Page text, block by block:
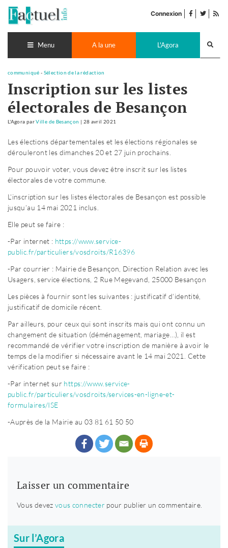
contenu
Connexion facebook
twitter
Menu A la une L'Agora
communiqué - Sélection de la rédaction
Inscription sur les listes
électorales de Besançon
L'Agora parVille de Besançon | 28 avril 2021
Les élections départementales et les élections régionales se
dérouleront les dimanches 20 et 27 juin prochains.
Pour pouvoir voter, vous devez être inscrit sur les listes
électorales de votre commune.
L’inscription sur les listes électorales de Besançon est possible
jusqu’au 14 mai 2021 inclus.
Elle peut se faire :
-Par internet : https://www.service-
public.fr/particuliers/vosdroits/R16396
-Par courrier : Mairie de Besançon, Direction Relation avec les
Usagers, service élections, 2 Rue Megevand, 25000 Besançon
Les pièces à fournir sont les suivantes : justificatif d’identité,
justificatif de domicile récent.
Par ailleurs, pour ceux qui sont inscrits mais qui ont connu un
changement de situation (déménagement, mariage…), il est
recommandé de vérifier votre inscription de manière à avoir le
temps de la modifier si nécessaire avant le 14 mai 2021. Cette
vérification peut se faire :
-Par internet sur https://www.service-
public.fr/particuliers/vosdroits/services-en-ligne-et-
formulaires/ISE
-Auprès de la Mairie au 03 81 61 50 50
Laisser un commentaire
Vous devez vous connecter pour publier un commentaire.
Sur l’Agora